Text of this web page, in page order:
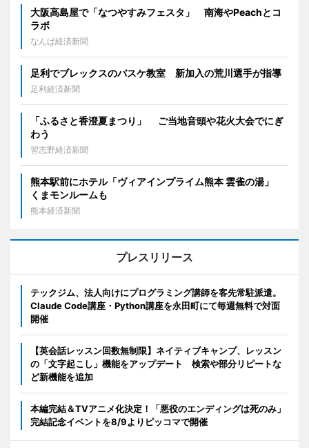
大阪高島屋で「なつやすみフェスタ」 南海やPeachとコ
ラボ
なんば経済新聞
足利でブレックスのバスケ教室 新加入の荒川選手が指導
足利経済新聞
「ふるさと香澄夏まつり」 ご当地音頭や花火大会でにぎ
わう
習志野経済新聞
熊本駅前にホテル「ヴィアインプライム熊本 雲雀の湯」
くまモンルームも
熊本経済新聞
プレスリリース
テックジム、法人向けにプログラミング講師を客先常駐派遣。
Claude Code講座・Python講座を永田町にて毎週無料で対面
開催
【英会話レッスン回数無制限】ネイティブキャンプ、レッスン
の「文字起こし」機能をアップデート 検索や部分リピートな
ど新機能を追加
本編完結＆TVアニメ化決定！「悪役のエンディングは死のみ」
完結記念イベントを8/9よりピッコマで開催